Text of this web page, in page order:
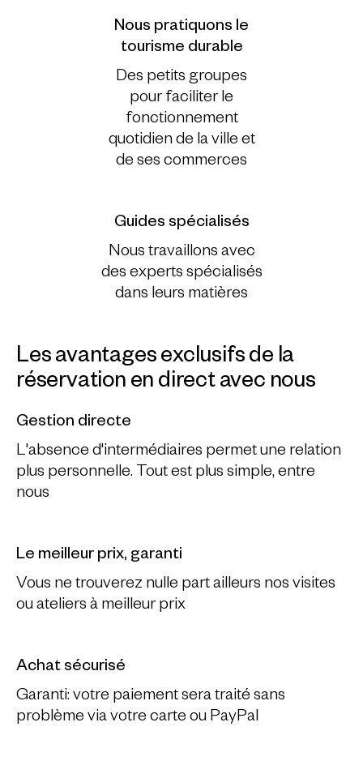
Nous pratiquons le
tourisme durable
Des petits groupes
pour faciliter le
fonctionnement
quotidien de la ville et
de ses commerces
Guides spécialisés
Nous travaillons avec
des experts spécialisés
dans leurs matières
Les avantages exclusifs de la
réservation en direct avec nous
Gestion directe
L'absence d'intermédiaires permet une relation
plus personnelle. Tout est plus simple, entre
nous
Le meilleur prix, garanti
Vous ne trouverez nulle part ailleurs nos visites
ou ateliers à meilleur prix
Achat sécurisé
Garanti: votre paiement sera traité sans
problème via votre carte ou PayPal